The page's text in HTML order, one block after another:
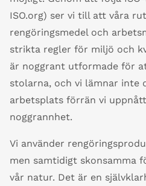
ISO.org) ser vi till att våra
rengöringsmedel och
strikta regler för miljö och
är noggrant utformade för
stolarna, och vi lämnar inte
arbetsplats förrän vi
noggrannhet.
Vi använder
men samtidigt skonsamma
vår natur. Det är en